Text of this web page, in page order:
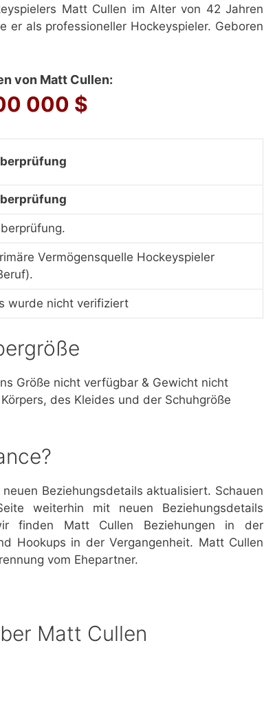
Matt Cullen im Alter von 42 Jahren
er als professioneller Hockeyspieler. Geboren
von Matt Cullen:
000 $
Vermögensquelle Hockeyspieler
wurde nicht verifiziert
Größe nicht verfügbar & Gewicht nicht
des Kleides und der Schuhgröße
Beziehungsdetails aktualisiert. Schauen
weiterhin mit neuen Beziehungsdetails
finden Matt Cullen Beziehungen in der
Hookups in der Vergangenheit. Matt Cullen
vom Ehepartner.
Matt Cullen